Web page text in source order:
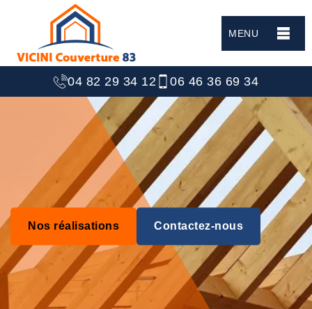
MENU
04 82 29 34 12 06 46 36 69 34
Nos réalisations Contactez-nous